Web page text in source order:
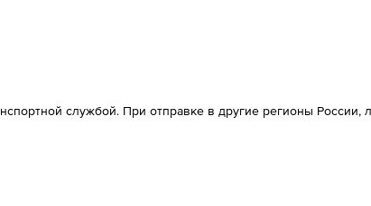
службой. При отправке в другие регионы России,